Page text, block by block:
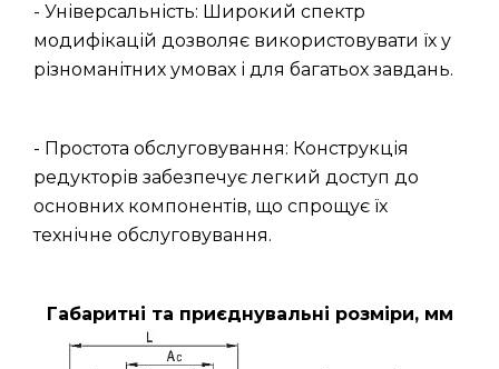
- Універсальність: Широкий спектр
модифікацій дозволяє використовувати їх у
різноманітних умовах і для багатьох завдань.
- Простота обслуговування: Конструкція
редукторів забезпечує легкий доступ до
основних компонентів, що спрощує їх
технічне обслуговування.
Габаритні та приєднувальні розміри, мм